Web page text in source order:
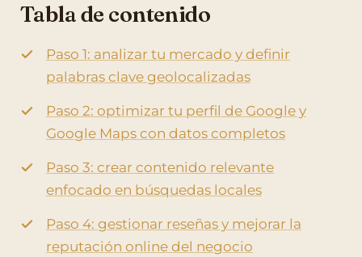
Tabla de contenido
Paso 1: analizar tu mercado y definir
palabras clave geolocalizadas
Paso 2: optimizar tu perfil de Google y
Google Maps con datos completos
Paso 3: crear contenido relevante
enfocado en búsquedas locales
Paso 4: gestionar reseñas y mejorar la
reputación online del negocio